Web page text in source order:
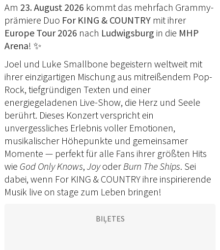
Am 23. August 2026 kommt das mehrfach Grammy-
prämiere Duo For KING & COUNTRY mit ihrer
Europe Tour 2026 nach Ludwigsburg in die MHP
Arena! ✨
Joel und Luke Smallbone begeistern weltweit mit
ihrer einzigartigen Mischung aus mitreißendem Pop-
Rock, tiefgründigen Texten und einer
energiegeladenen Live-Show, die Herz und Seele
berührt. Dieses Konzert verspricht ein
unvergessliches Erlebnis voller Emotionen,
musikalischer Höhepunkte und gemeinsamer
Momente — perfekt für alle Fans ihrer größten Hits
wie God Only Knows, Joyoder Burn The Ships. Sei
dabei, wenn For KING & COUNTRY ihre inspirierende
Musik live on stage zum Leben bringen!
BIĻETES